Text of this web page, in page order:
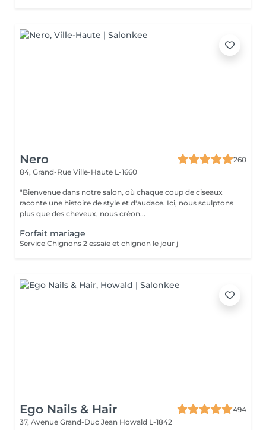
Nero
260
84, Grand-Rue Ville-Haute L-1660
"Bienvenue dans notre salon, où chaque coup de ciseaux
raconte une histoire de style et d'audace. Ici, nous sculptons
plus que des cheveux, nous créon...
Forfait mariage
Service Chignons 2 essaie et chignon le jour j
Ego Nails & Hair
494
37, Avenue Grand-Duc Jean Howald L-1842